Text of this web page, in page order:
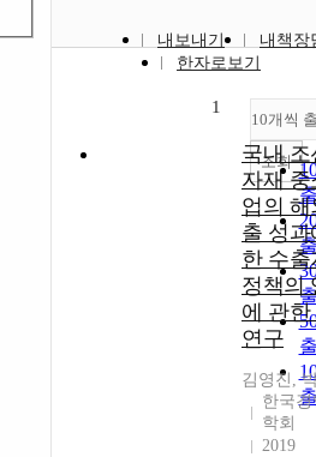
내보내기
내책장
한자로보기
10개씩
조회
1
국내 조
자재 중
업의 해
출 성과
한 수출
정책의
에 관한
연구
김영진,
한국
학회
2019